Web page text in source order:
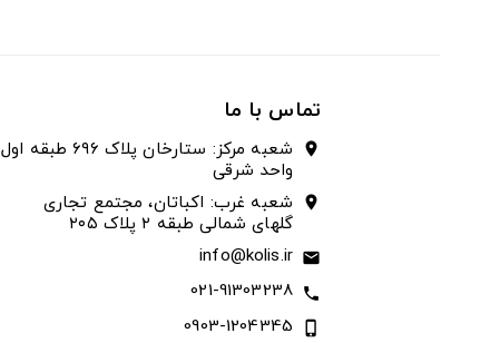
تماس با ما
location_on
شعبه مرکز: ستارخان پلاک ۶۹۶ طبقه اول
واحد شرقی
location_on
شعبه غرب: اکباتان، مجتمع تجاری
گلهای شمالی طبقه ۲ پلاک ۲۰۵
email
info@kolis.ir
call
021-91303238
phone_iphone
0903-1204345